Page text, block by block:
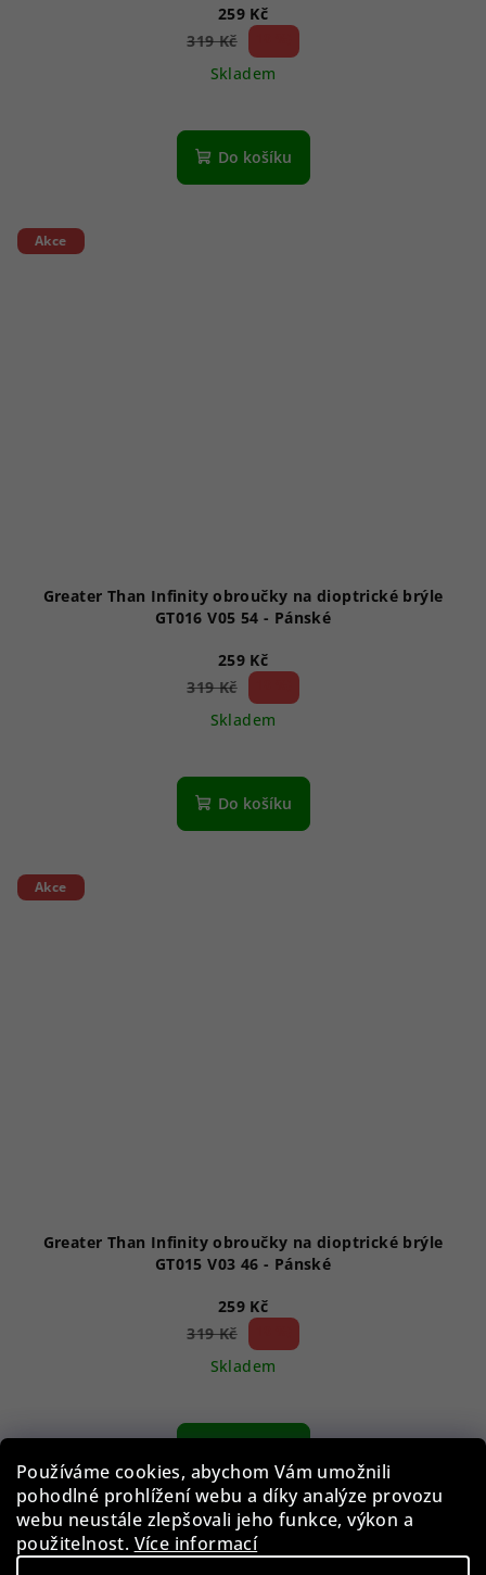
Používáme cookies, abychom Vám umožnili
pohodlné prohlížení webu a díky analýze provozu
webu neustále zlepšovali jeho funkce, výkon a
použitelnost. Více informací
259 Kč
319 Kč
Skladem
Do košíku
Akce
Greater Than Infinity obroučky na dioptrické brýle
GT016 V05 54 - Pánské
259 Kč
319 Kč
Skladem
Do košíku
Akce
Greater Than Infinity obroučky na dioptrické brýle
GT015 V03 46 - Pánské
259 Kč
319 Kč
Skladem
Akce